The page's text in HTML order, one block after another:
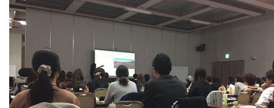
ー
ム
ゆ
り
主
催